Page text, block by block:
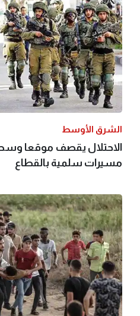
الشرق الأوسط
الاحتلال يقصف موقعا
مسيرات سلمية بالقطاع